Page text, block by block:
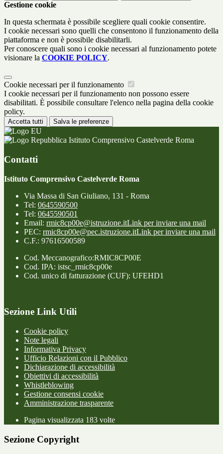
Gestione cookie
In questa schermata è possibile scegliere quali cookie consentire.
I cookie necessari sono quelli che consentono il funzionamento della
piattaforma e non è possibile disabilitarli.
Per conoscere quali sono i cookie necessari al funzionamento potete
visionare la COOKIE POLICY.
Cookie necessari per il funzionamento
I cookie necessari per il funzionamento non possono essere
disabilitati. È possibile consultare l'elenco nella pagina della cookie
policy.
Accetta tutti Salva le preferenze
Istituto Comprensivo Castelverde Roma
Contatti
Istituto Comprensivo Castelverde Roma
Via Massa di San Giuliano, 131 - Roma
Tel: 0645590500
Tel: 0645590501
Email: rmic8cp00e@istruzione.itLink per inviare una mail
PEC: rmic8cp00e@pec.istruzione.itLink per inviare una mail
C.F.: 97616500589
Cod. Meccanografico:RMIC8CP00E
Cod. IPA: istsc_rmic8cp00e
Cod. unico di fatturazione (CUF): UFEHD1
Sezione Link Utili
Cookie policy
Note legali
Informativa Privacy
Ufficio Relazioni con il Pubblico
Dichiarazione di accessibilità
Obiettivi di accessibilità
Whistleblowing
Gestione consensi cookie
Amministrazione trasparente
Pagina visualizzata 183 volte
Sezione Copyright